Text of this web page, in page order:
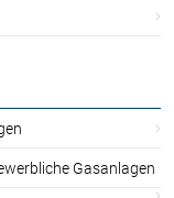
Gasanlagen